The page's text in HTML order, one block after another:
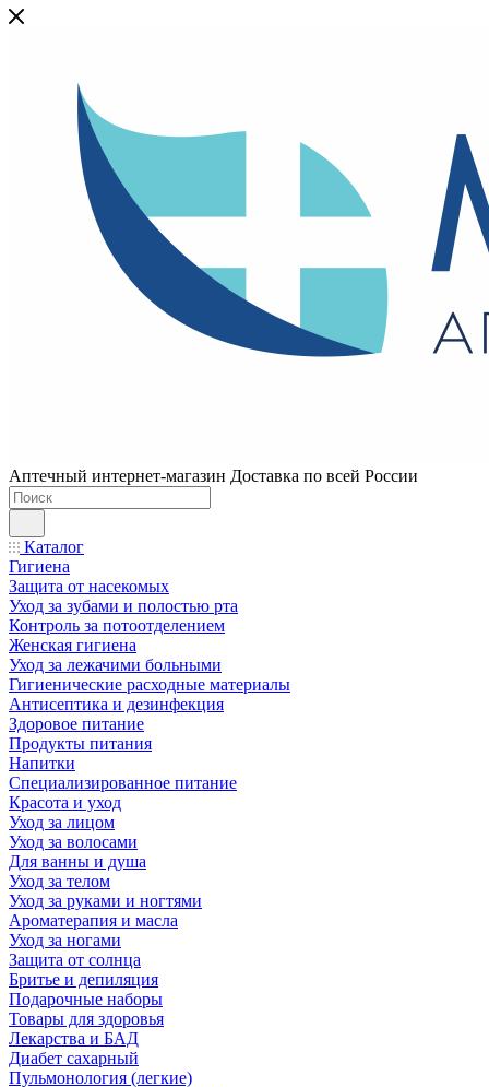
Аптечный интернет-магазин Доставка по всей России
Каталог
Гигиена
Защита от насекомых
Уход за зубами и полостью рта
Контроль за потоотделением
Женская гигиена
Уход за лежачими больными
Гигиенические расходные материалы
Антисептика и дезинфекция
Здоровое питание
Продукты питания
Напитки
Специализированное питание
Красота и уход
Уход за лицом
Уход за волосами
Для ванны и душа
Уход за телом
Уход за руками и ногтями
Ароматерапия и масла
Уход за ногами
Защита от солнца
Бритье и депиляция
Подарочные наборы
Товары для здоровья
Лекарства и БАД
Диабет сахарный
Пульмонология (легкие)